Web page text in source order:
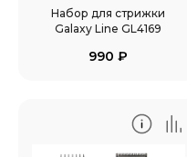
Набор для стрижки
Galaxy Line GL4169
990₽